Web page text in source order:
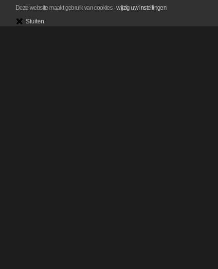
Deze website maakt gebruik van cookies-wijzig uw instellingen
Sluiten